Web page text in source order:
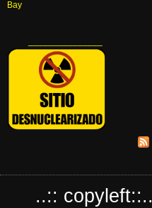
Bay
..:: copyleft::..